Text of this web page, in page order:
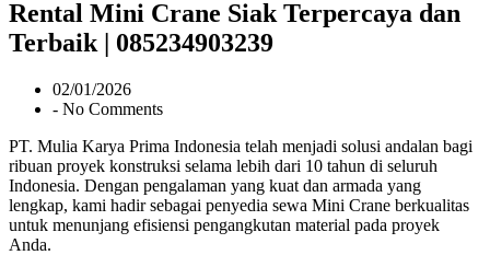
Rental Mini Crane Siak Terpercaya dan
Terbaik | 085234903239
02/01/2026
- No Comments
PT. Mulia Karya Prima Indonesia telah menjadi solusi andalan bagi
ribuan proyek konstruksi selama lebih dari 10 tahun di seluruh
Indonesia. Dengan pengalaman yang kuat dan armada yang
lengkap, kami hadir sebagai penyedia sewa Mini Crane berkualitas
untuk menunjang efisiensi pengangkutan material pada proyek
Anda.